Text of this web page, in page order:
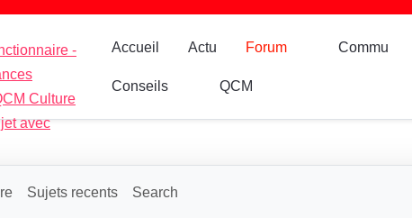
Accueil Actu Forum Commu
Conseils QCM
Sujets recents Search